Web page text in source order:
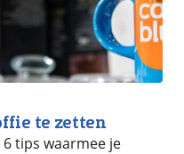
te zetten
tips waarmee je